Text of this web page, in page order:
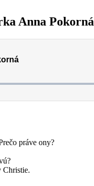
Anna Pokorná
práve ony?
Christie.